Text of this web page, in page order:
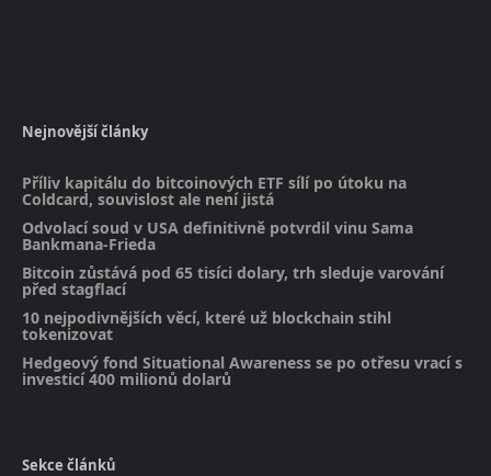
Nejnovější články
Příliv kapitálu do bitcoinových ETF sílí po útoku na
Coldcard, souvislost ale není jistá
Odvolací soud v USA definitivně potvrdil vinu Sama
Bankmana-Frieda
Bitcoin zůstává pod 65 tisíci dolary, trh sleduje varování
před stagflací
10 nejpodivnějších věcí, které už blockchain stihl
tokenizovat
Hedgeový fond Situational Awareness se po otřesu vrací s
investicí 400 milionů dolarů
Sekce článků